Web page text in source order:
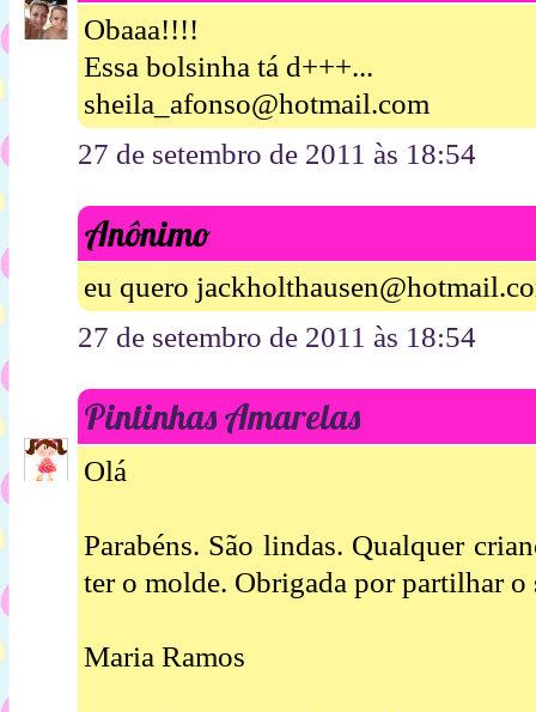
Obaaa!!!!
Essa bolsinha tá d+++...
sheila_afonso@hotmail.com
27 de setembro de 2011 às 18:54
Anônimo
eu quero
27 de setembro de 2011 às 18:54
Pintinhas Amarelas
Olá
Parabéns. São lindas. Qualquer
ter o molde. Obrigada por partilhar o
Maria Ramos